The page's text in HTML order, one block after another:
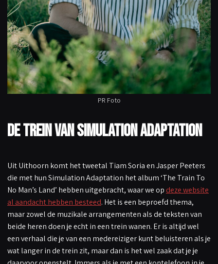
PR Foto
De trein van Simulation Adaptation
Uit Uithoorn komt het tweetal Tiam Soria en Jasper Peeters
die met hun Simulation Adaptation het album ‘The Train To
No Man’s Land’ hebben uitgebracht, waar we opdeze website
al aandacht hebben besteed. Het is een beproefd thema,
maar zowel de muzikale arrangementen als de teksten van
beide heren doen je echt in een trein wanen. Er is altijd wel
een verhaal die je van een medereiziger kunt beluisteren als je
wat langer in de trein zit, maar dan is het wel zaak dat je je